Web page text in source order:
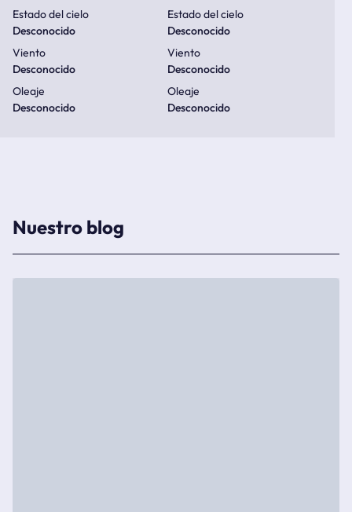
Estado del cielo
Desconocido
Viento
Desconocido
Oleaje
Desconocido
Estado del cielo
Desconocido
Viento
Desconocido
Oleaje
Desconocido
Nuestro blog